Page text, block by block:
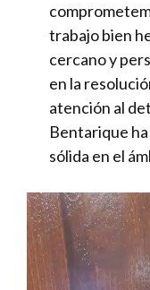
trabajo bien
cercano y
en la
atención al
Bentarique
sólida en el